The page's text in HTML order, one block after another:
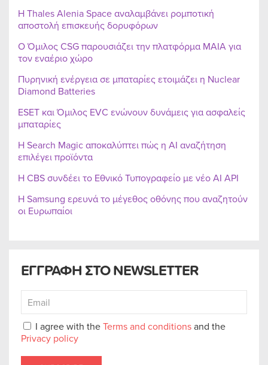
ΕΓΓΡΑΦΗ ΣΤΟ NEWSLETTER
I agree with theTerms and conditionsand the
Privacy policy
Η Thales Alenia Space αναλαμβάνει ρομποτική
αποστολή επισκευής δορυφόρων
Ο Όμιλος CSG παρουσιάζει την πλατφόρμα MAIA για
τον εναέριο χώρο
Πυρηνική ενέργεια σε μπαταρίες ετοιμάζει η Nuclear
Diamond Batteries
ESET και Όμιλος EVC ενώνουν δυνάμεις για ασφαλείς
μπαταρίες
Η Search Magic αποκαλύπτει πώς η AI αναζήτηση
επιλέγει προϊόντα
Η CBS συνδέει το Εθνικό Τυπογραφείο με νέο AI API
Η Samsung ερευνά το μέγεθος οθόνης που αναζητούν
οι Ευρωπαίοι